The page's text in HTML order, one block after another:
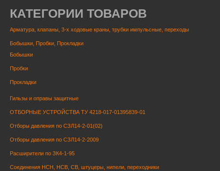
КАТЕГОРИИ ТОВАРОВ
Арматура, клапаны, 3-х ходовые краны, трубки импульсные, переходы
Бобышки, Пробки, Прокладки
Бобышки
Пробки
Прокладки
Гильзы и оправы защитные
ОТБОРНЫЕ УСТРОЙСТВА ТУ 4218-017-01395839-01
Отборы давления по СЗЛ14-2-01(02)
Отборы давления по СЗЛ14-2-2009
Расширители по ЗК4-1-95
Соединения НСН, НСВ, СВ, штуцеры, нипели, переходники